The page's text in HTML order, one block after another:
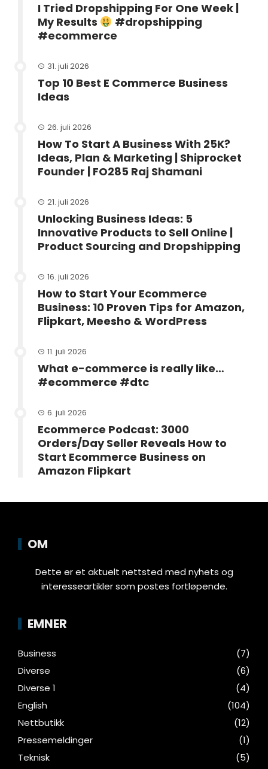
I Tried Dropshipping For One Week |
My Results
#dropshipping
#ecommerce
31. juli 2026
Top 10 Best E Commerce Business
Ideas
26. juli 2026
How To Start A Business With 25K?
Ideas, Plan & Marketing | Shiprocket
Founder | FO285 Raj Shamani
21. juli 2026
Unlocking Business Ideas: 5
Innovative Products to Sell Online |
Product Sourcing and Dropshipping
16. juli 2026
How to Start Your Ecommerce
Business: 10 Proven Tips for Amazon,
Flipkart, Meesho & WordPress
11. juli 2026
What e-commerce is really like…
#ecommerce #dtc
6. juli 2026
Ecommerce Podcast: 3000
Orders/Day Seller Reveals How to
Start Ecommerce Business on
Amazon Flipkart
OM
Dette er et aktuelt nettsted med nyhets og
interesseartikler som postes fortløpende.
EMNER
Business
(7)
Diverse
(6)
Diverse 1
(4)
English
(104)
Nettbutikk
(12)
Pressemeldinger
(1)
Teknisk
(5)